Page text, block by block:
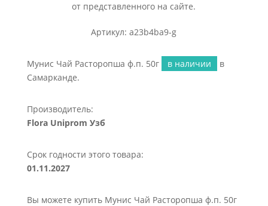
от представленного на сайте.
Артикул: a23b4ba9-g
Мунис Чай Расторопша ф.п. 50г в наличии
в
Самарканде.
Производитель:
Flora Uniprom Узб
Срок годности этого товара:
01.11.2027
Вы можете купить Мунис Чай Расторопша ф.п. 50г